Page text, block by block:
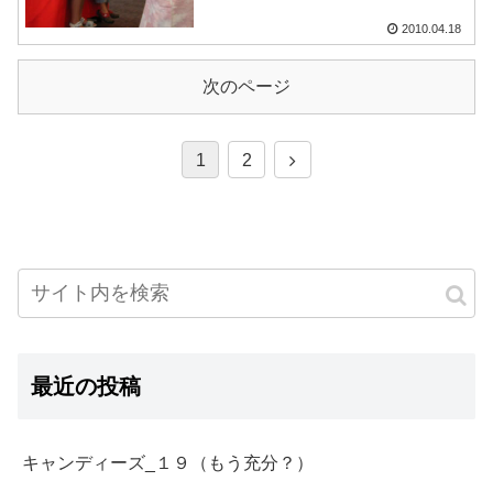
2010.04.18
次のページ
1 2
最近の投稿
キャンディーズ_１９（もう充分？）